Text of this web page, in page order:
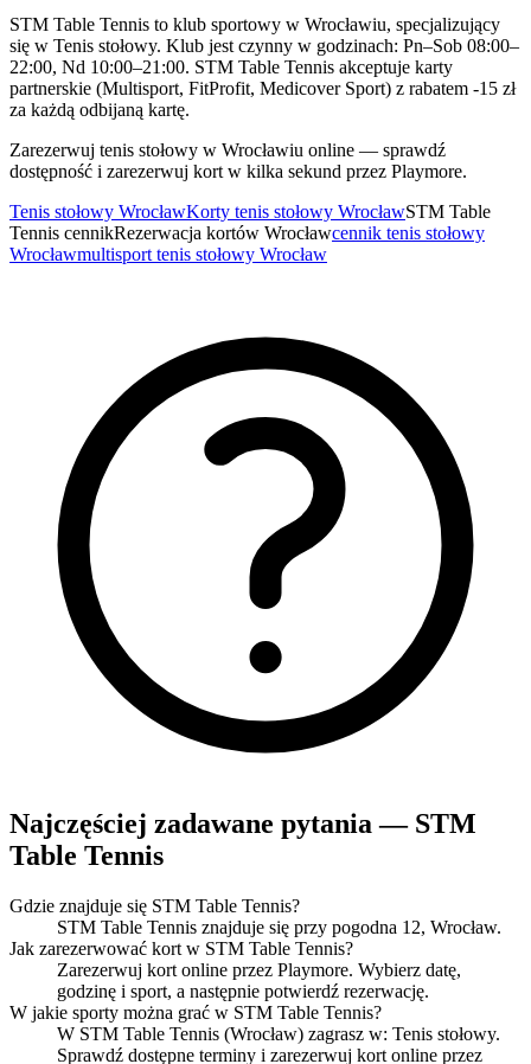
STM Table Tennis to klub sportowy w Wrocławiu, specjalizujący
się w Tenis stołowy. Klub jest czynny w godzinach: Pn–Sob 08:00–
22:00, Nd 10:00–21:00. STM Table Tennis akceptuje karty
partnerskie (Multisport, FitProfit, Medicover Sport) z rabatem -15 zł
za każdą odbijaną kartę.
Zarezerwuj tenis stołowy w Wrocławiu online — sprawdź
dostępność i zarezerwuj kort w kilka sekund przez Playmore.
Tenis stołowy WrocławKorty tenis stołowy WrocławSTM Table
Tennis cennikRezerwacja kortów Wrocławcennik tenis stołowy
Wrocławmultisport tenis stołowy Wrocław
Najczęściej zadawane pytania — STM
Table Tennis
Gdzie znajduje się STM Table Tennis?
STM Table Tennis znajduje się przy pogodna 12, Wrocław.
Jak zarezerwować kort w STM Table Tennis?
Zarezerwuj kort online przez Playmore. Wybierz datę,
godzinę i sport, a następnie potwierdź rezerwację.
W jakie sporty można grać w STM Table Tennis?
W STM Table Tennis (Wrocław) zagrasz w: Tenis stołowy.
Sprawdź dostępne terminy i zarezerwuj kort online przez